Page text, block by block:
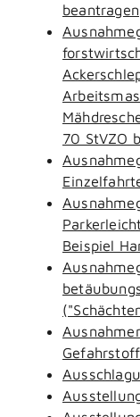
beantragen
70 StVZO
Beispiel